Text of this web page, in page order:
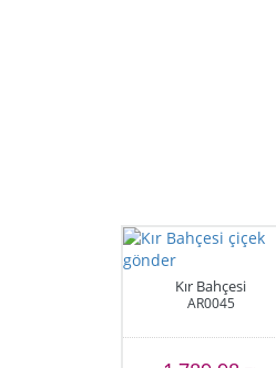
Kır Bahçesi
AR0045